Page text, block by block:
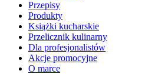
Przepisy
Produkty
Książki kucharskie
Przelicznik kulinarny
Dla profesjonalistów
Akcje promocyjne
O marce